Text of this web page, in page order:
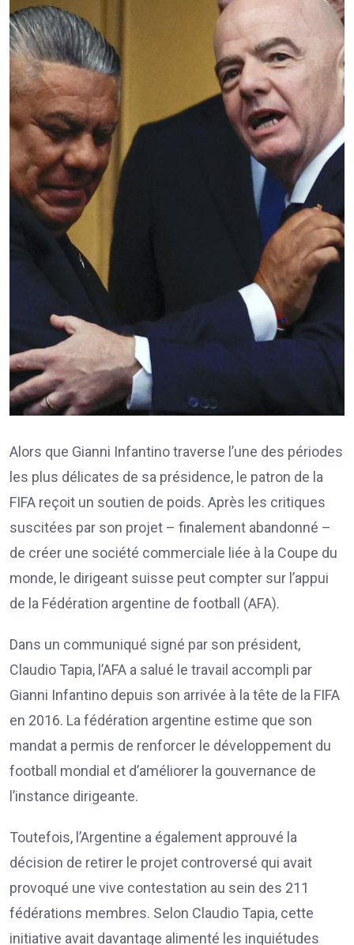
Alors que Gianni Infantino traverse l’une des périodes
les plus délicates de sa présidence, le patron de la
FIFA reçoit un soutien de poids. Après les critiques
suscitées par son projet – finalement abandonné –
de créer une société commerciale liée à la Coupe du
monde, le dirigeant suisse peut compter sur l’appui
de la Fédération argentine de football (AFA).
Dans un communiqué signé par son président,
Claudio Tapia, l’AFA a salué le travail accompli par
Gianni Infantino depuis son arrivée à la tête de la FIFA
en 2016. La fédération argentine estime que son
mandat a permis de renforcer le développement du
football mondial et d’améliorer la gouvernance de
l’instance dirigeante.
Toutefois, l’Argentine a également approuvé la
décision de retirer le projet controversé qui avait
provoqué une vive contestation au sein des 211
fédérations membres. Selon Claudio Tapia, cette
initiative avait davantage alimenté les inquiétudes